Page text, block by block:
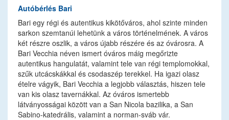
Autóbérlés Bari
Bari egy régi és autentikus kikötőváros, ahol szinte minden
sarkon szemtanúi lehetünk a város történelmének. A város
két részre oszlik, a város újabb részére és az óvárosra. A
Bari Vecchia néven ismert óváros máig megőrizte
autentikus hangulatát, valamint tele van régi templomokkal,
szűk utcácskákkal és csodaszép terekkel. Ha igazi olasz
ételre vágyik, Bari Vecchia a legjobb választás, hiszen tele
van kis olasz tavernákkal. Az óváros ismertebb
látványosságai között van a San Nicola bazilika, a San
Sabino-katedrális, valamint a norman-sváb vár.